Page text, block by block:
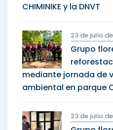
CHIMINIKE y la DNVT
23 de julio
Grupo
mediante jornada de
ambiental en parque
23 de julio